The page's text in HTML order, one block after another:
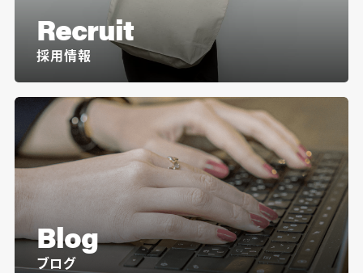
Recruit
採用情報
Blog
ブログ